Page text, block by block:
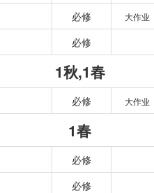
必修 大作业
必修
1秋,1春
必修 大作业
1春
必修
必修